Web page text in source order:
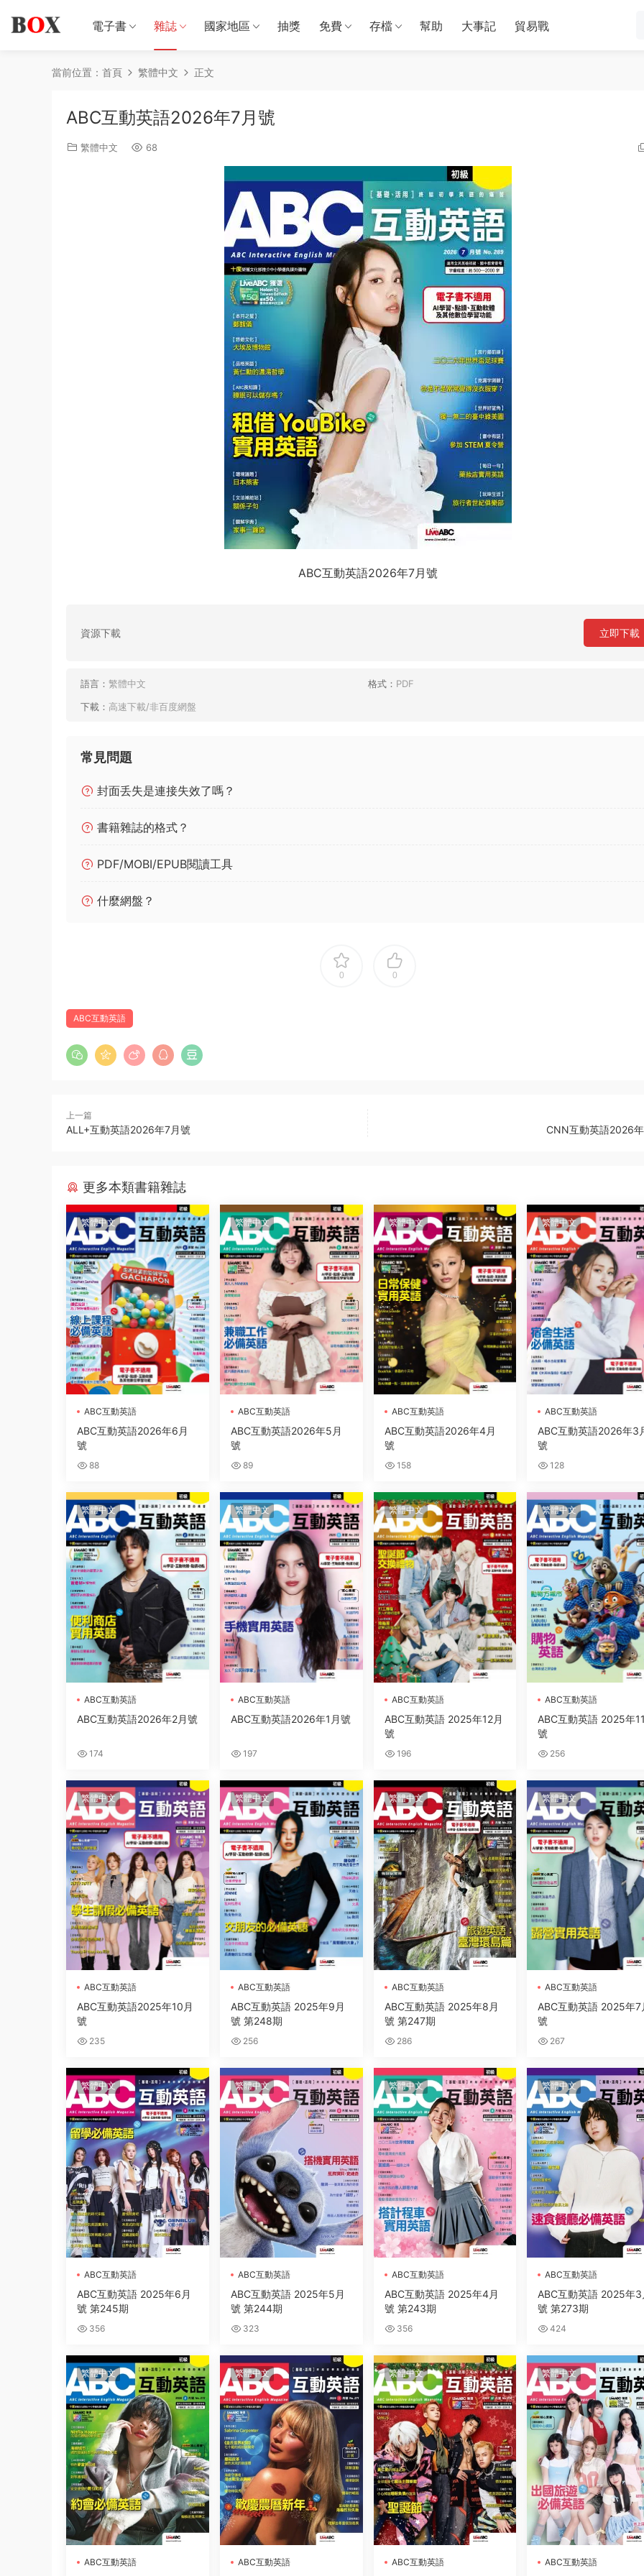
電子書 雜誌 國家地區 抽獎 免費 存檔 幫助 大事記 貿易戰
當前位置： 首頁 繁體中文 正文
ABC互動英語2026年7月號
繁體中文 68
ABC互動英語2026年7月號
資源下載 立即下載
語言： 繁體中文 格式： PDF
下載： 高速下載/非百度網盤
常見問題
封面丢失是連接失效了嗎？
書籍雜誌的格式？
PDF/MOBI/EPUB閱讀工具
什麼網盤？
0 0
ABC互動英語
上一篇
ALL+互動英語2026年7月號 CNN互動英語2026
更多本類書籍雜誌
繁體中文
ABC互動英語
ABC互動英語2026年6月
號
88
繁體中文
ABC互動英語
ABC互動英語2026年5月
號
89
繁體中文
ABC互動英語
ABC互動英語2026年4月
號
158
繁體中文
ABC互動英語
ABC互動英語2026年3
號
128
繁體中文
ABC互動英語
ABC互動英語2026年2月號
174
繁體中文
ABC互動英語
ABC互動英語2026年1月號
197
繁體中文
ABC互動英語
ABC互動英語 2025年12月
號
196
繁體中文
ABC互動英語
ABC互動英語 2025年
號
256
繁體中文
ABC互動英語
ABC互動英語2025年10月
號
235
繁體中文
ABC互動英語
ABC互動英語 2025年9月
號 第248期
256
繁體中文
ABC互動英語
ABC互動英語 2025年8月
號 第247期
286
繁體中文
ABC互動英語
ABC互動英語 2025年7
號
267
繁體中文
ABC互動英語
ABC互動英語 2025年6月
號 第245期
356
繁體中文
ABC互動英語
ABC互動英語 2025年5月
號 第244期
323
繁體中文
ABC互動英語
ABC互動英語 2025年4月
號 第243期
356
繁體中文
ABC互動英語
ABC互動英語 2025年3
號 第273期
424
繁體中文
ABC互動英語
繁體中文
ABC互動英語
繁體中文
ABC互動英語
繁體中文
ABC互動英語